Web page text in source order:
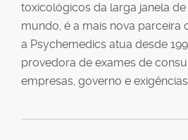
toxicológicos da larga janela
mundo, é a mais nova parceira
a Psychemedics atua desde
provedora de exames de
empresas, governo e